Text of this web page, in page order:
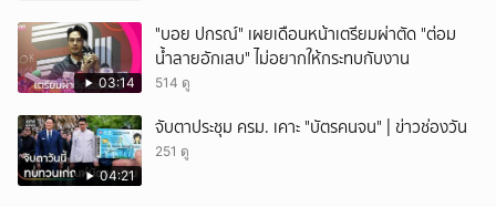
03:14
"บอย ปกรณ์" เผยเดือนหน้าเตรียมผ่าตัด "ต่อม
น้ำลายอักเสบ" ไม่อยากให้กระทบกับงาน
514 ดู
04:21
จับตาประชุม ครม. เคาะ "บัตรคนจน" | ข่าวช่องวัน
251 ดู